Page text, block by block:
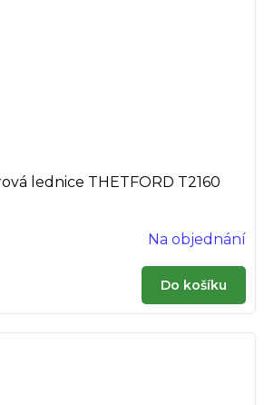
lednice THETFORD T2160
Na objednání
Do košíku